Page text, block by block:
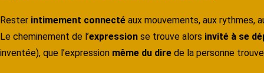
Rester intimement connecté aux mouvements, aux rythmes,
Le cheminement de l’expression se trouve alors invité à se
inventée), que l’expression même du dire de la personne